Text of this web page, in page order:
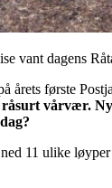
vant dagens
årets første
vårvær.
11 ulike